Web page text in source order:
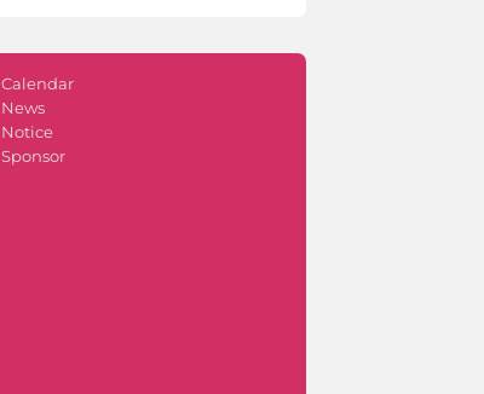
Calendar
News
Notice
Sponsor